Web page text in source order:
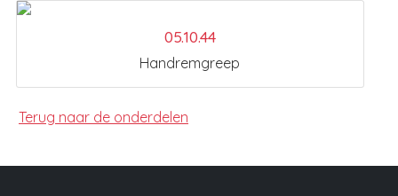
05.10.44
Handremgreep
Terug naar de onderdelen